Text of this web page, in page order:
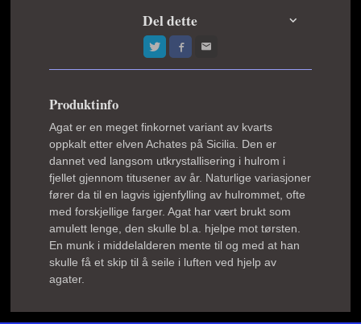
Del dette
Produktinfo
Agat er en meget finkornet variant av kvarts
oppkalt etter elven Achates på Sicilia. Den er
dannet ved langsom utkrystallisering i hulrom i
fjellet gjennom titusener av år. Naturlige variasjoner
fører da til en lagvis igjenfylling av hulrommet, ofte
med forskjellige farger. Agat har vært brukt som
amulett lenge, den skulle bl.a. hjelpe mot tørsten.
En munk i middelalderen mente til og med at han
skulle få et skip til å seile i luften ved hjelp av
agater.